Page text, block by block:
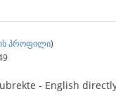
პროფილი)
- English